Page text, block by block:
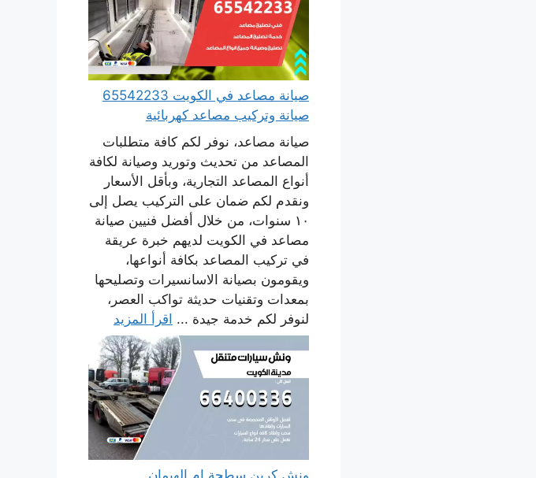
صيانة مصاعد في الكويت 65542233
صيانة وتركيب مصاعد كهربائية
صيانة مصاعد، نوفر لكم كافة متطلبات
المصاعد من تحديث وتوريد وصيانة لكافة
أنواع المصاعد التجارية، وبأقل الأسعار
ونقدم لكم ضمان على التركيب يصل إلى
١٠ سنوات، من خلال أفضل فنيين صيانة
مصاعد في الكويت لديهم خبرة عريقة
في تركيب المصاعد بكافة أنواعها،
ويقومون بصيانة الاسانسيرات وتصليحها
بمعدات وتقنيات حديثة تواكب العصر،
لنوفر لكم خدمة جيدة ... اقرأ المزيد
ونش كرين سطحة ام الهيمان